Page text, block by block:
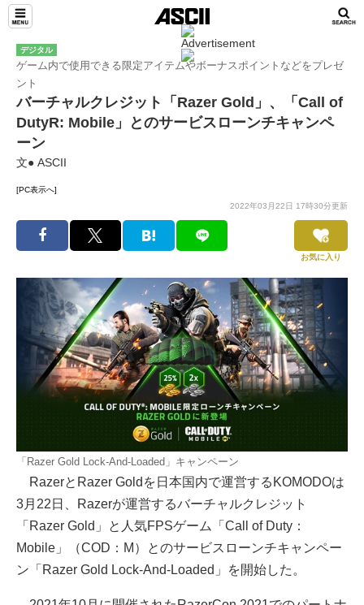
デジタル
ゲーム内で使用できる限定アイテムやボーナスポイントなどをプレゼ
ント
バーチャルクレジット「Razer Gold」、「Call of
DutyR: Mobile」とのサービスローンチキャンペ
ーン
文● ASCII
[PC表示へ]
2022年03月22日 17時30分更新
お気に入り
「Razer Gold Lock-And-Loaded」キャンペーン
RazerとRazer Goldを日本国内で運営するKOMODOは
3月22日、Razerが運営するバーチャルクレジット
「Razer Gold」と人気FPSゲーム「Call of Duty：
Mobile」（COD：M）とのサービスローンチキャンペー
ン「Razer Gold Lock-And-Loaded」を開始した。